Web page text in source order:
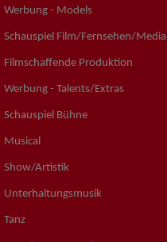
Werbung - Models
Schauspiel Film/Fernsehen/Media
Filmschaffende Produktion
Werbung - Talents/Extras
Schauspiel Bühne
Musical
Show/Artistik
Unterhaltungsmusik
Tanz